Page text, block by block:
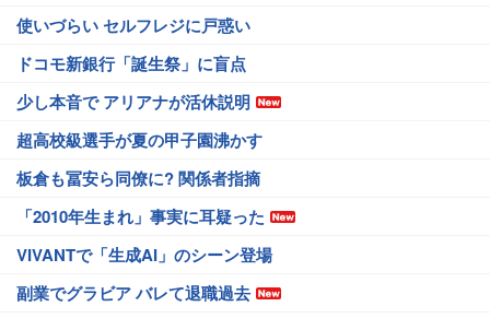
使いづらい セルフレジに戸惑い
ドコモ新銀行「誕生祭」に盲点
少し本音で アリアナが活休説明
超高校級選手が夏の甲子園沸かす
板倉も冨安ら同僚に? 関係者指摘
「2010年生まれ」事実に耳疑った
VIVANTで「生成AI」のシーン登場
副業でグラビア バレて退職過去